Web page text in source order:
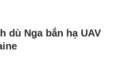
dù Nga bắn hạ UAV